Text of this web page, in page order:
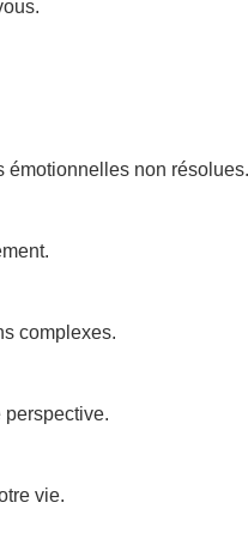
émotionnelles non résolues.
complexes.
perspective.
vie.